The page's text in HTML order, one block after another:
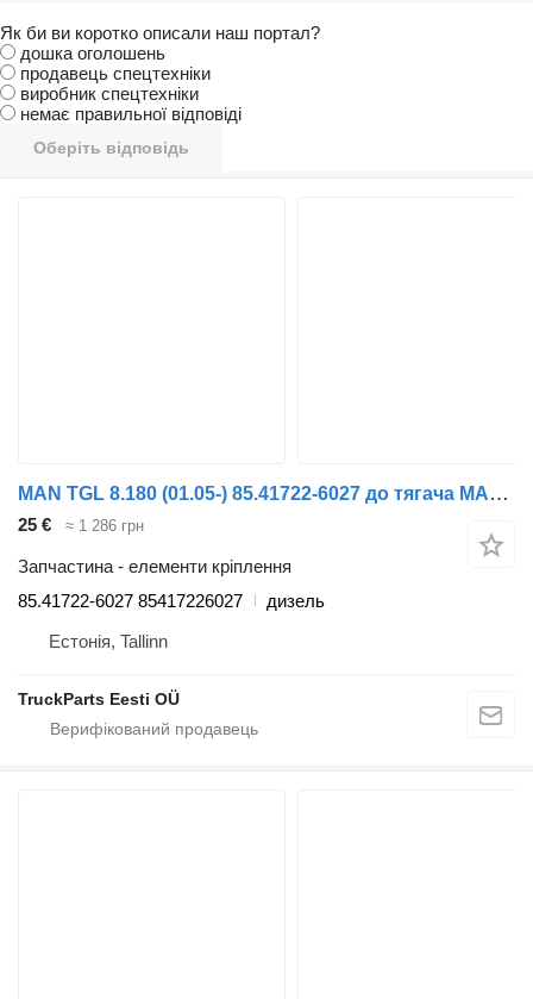
Як би ви коротко описали наш портал?
дошка оголошень
продавець спецтехніки
виробник спецтехніки
немає правильної відповіді
Оберіть відповідь
MAN TGL 8.180 (01.05-) 85.41722-6027 до тягача MAN TGL, TGM, TGS, TGX (2005-2021)
25 € ≈ 1 286 грн
Запчастина - елементи кріплення
85.41722-6027 85417226027
дизель
Естонія, Tallinn
TruckParts Eesti OÜ